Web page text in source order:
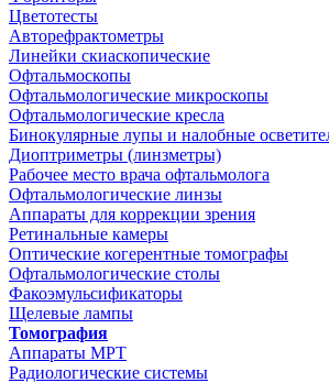
Цветотесты
Авторефрактометры
Линейки скиаскопические
Офтальмоскопы
Офтальмологические микроскопы
Офтальмологические кресла
Бинокулярные лупы и налобные
Диоптриметры (линзметры)
Рабочее место врача офтальмолога
Офтальмологические линзы
Аппараты для коррекции зрения
Ретинальные камеры
Оптические когерентные томографы
Офтальмологические столы
Факоэмульсификаторы
Щелевые лампы
Томография
Аппараты МРТ
Радиологические системы